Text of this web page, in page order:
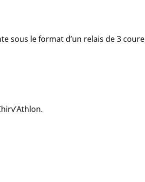
sous le format d’un relais de 3